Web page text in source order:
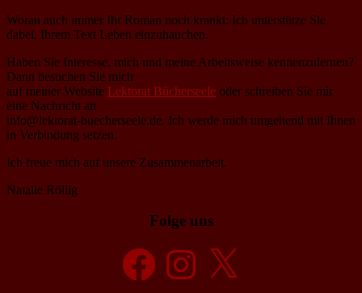
Woran auch immer Ihr Roman noch krankt: Ich unterstütze Sie
dabei, Ihrem Text Leben einzuhauchen.
Haben Sie Interesse, mich und meine Arbeitsweise kennenzulernen?
Dann besuchen Sie mich
auf meiner Website Lektorat Bücherseele oder schreiben Sie mir
eine Nachricht an
info@lektorat-buecherseele.de. Ich werde mich umgehend mit Ihnen
in Verbindung setzen.
Ich freue mich auf unsere Zusammenarbeit.
Natalie Röllig
Folge uns
FacebookInstagramX